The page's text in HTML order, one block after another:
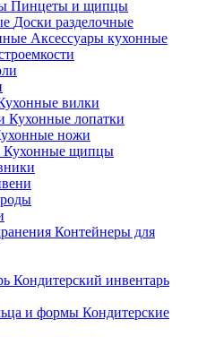
Пинцеты и щипцы
Доски разделочные
Аксессуары кухонные
вилки
Кухонные лопатки
ножи
Кухонные щипцы
Контейнеры для
Кондитерский инвентарь
Кондитерские